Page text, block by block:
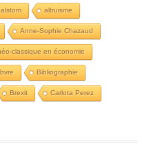
alstom altruisme
Anne-Sophie Chazaud
classique en économie
Bibliographie
Brexit Carlota Perez